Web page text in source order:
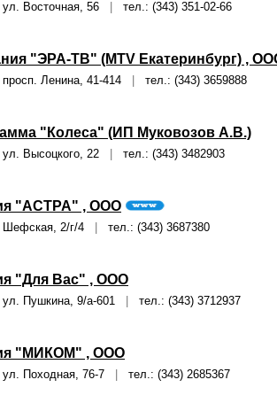
ул. Восточная, 56 тел.: (343) 351-02-66
"ЭРА-ТВ" (MTV Екатеринбург) ,
просп. Ленина, 41-414 тел.: (343) 3659888
"Колеса" (ИП Муковозов А.В.)
ул. Высоцкого, 22 тел.: (343) 3482903
"АСТРА" , ООО
Шефская, 2/г/4 тел.: (343) 3687380
"Для Вас" , ООО
ул. Пушкина, 9/а-601 тел.: (343) 3712937
"МИКОМ" , ООО
ул. Походная, 76-7 тел.: (343) 2685367